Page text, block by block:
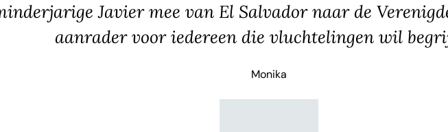
Javier mee van El Salvador naar de
aanrader voor iedereen die vluchtelingen wil
Monika